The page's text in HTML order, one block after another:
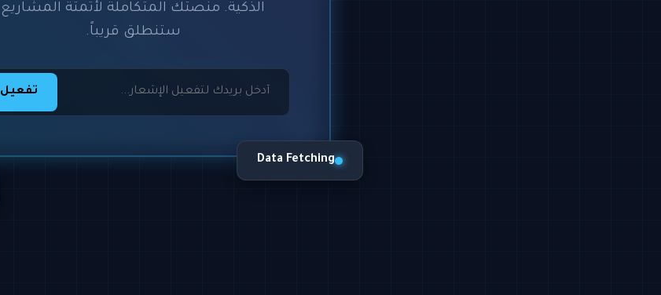
الذكية. منصتك المتكاملة لأتمتة المشاريع
ستنطلق قريباً.
تفعيل
Data Fetching